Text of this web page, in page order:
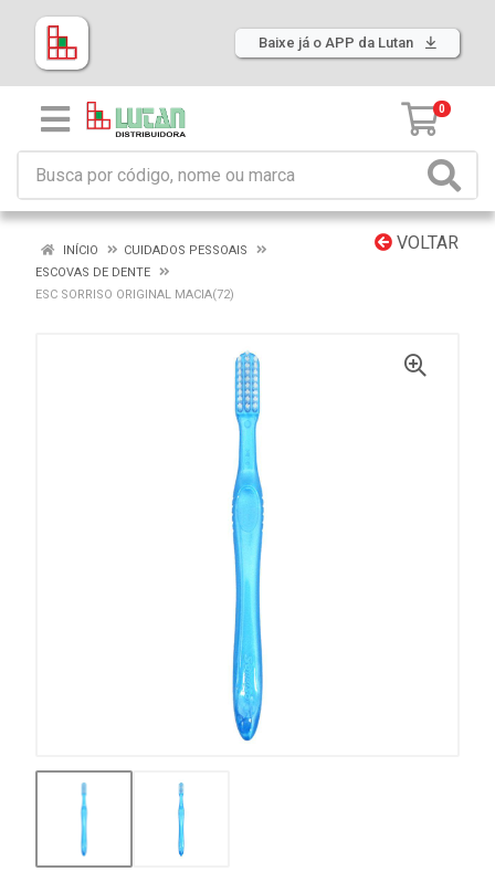
Baixe já o APP da Lutan
0
VOLTAR
INÍCIO
CUIDADOS PESSOAIS
ESCOVAS DE DENTE
ESC SORRISO ORIGINAL MACIA(72)